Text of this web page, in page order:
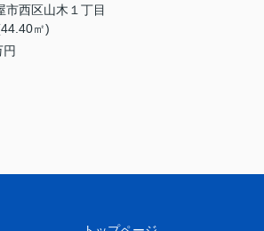
市西区山木１丁目
㎡)
円